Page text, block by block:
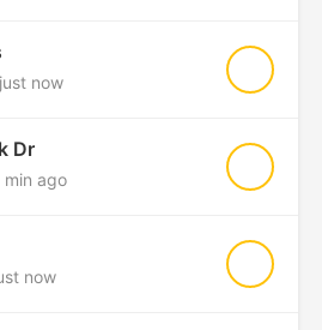
now
Dr
min ago
now